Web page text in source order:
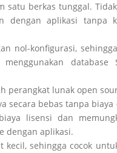
satu berkas tunggal.
dengan aplikasi tanpa
nol-konfigurasi,
database
perangkat lunak open
secara bebas tanpa
lisensi dan
dengan aplikasi.
kecil, sehingga cocok